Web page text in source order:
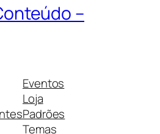
–
Eventos
Loja
Padrões
Temas